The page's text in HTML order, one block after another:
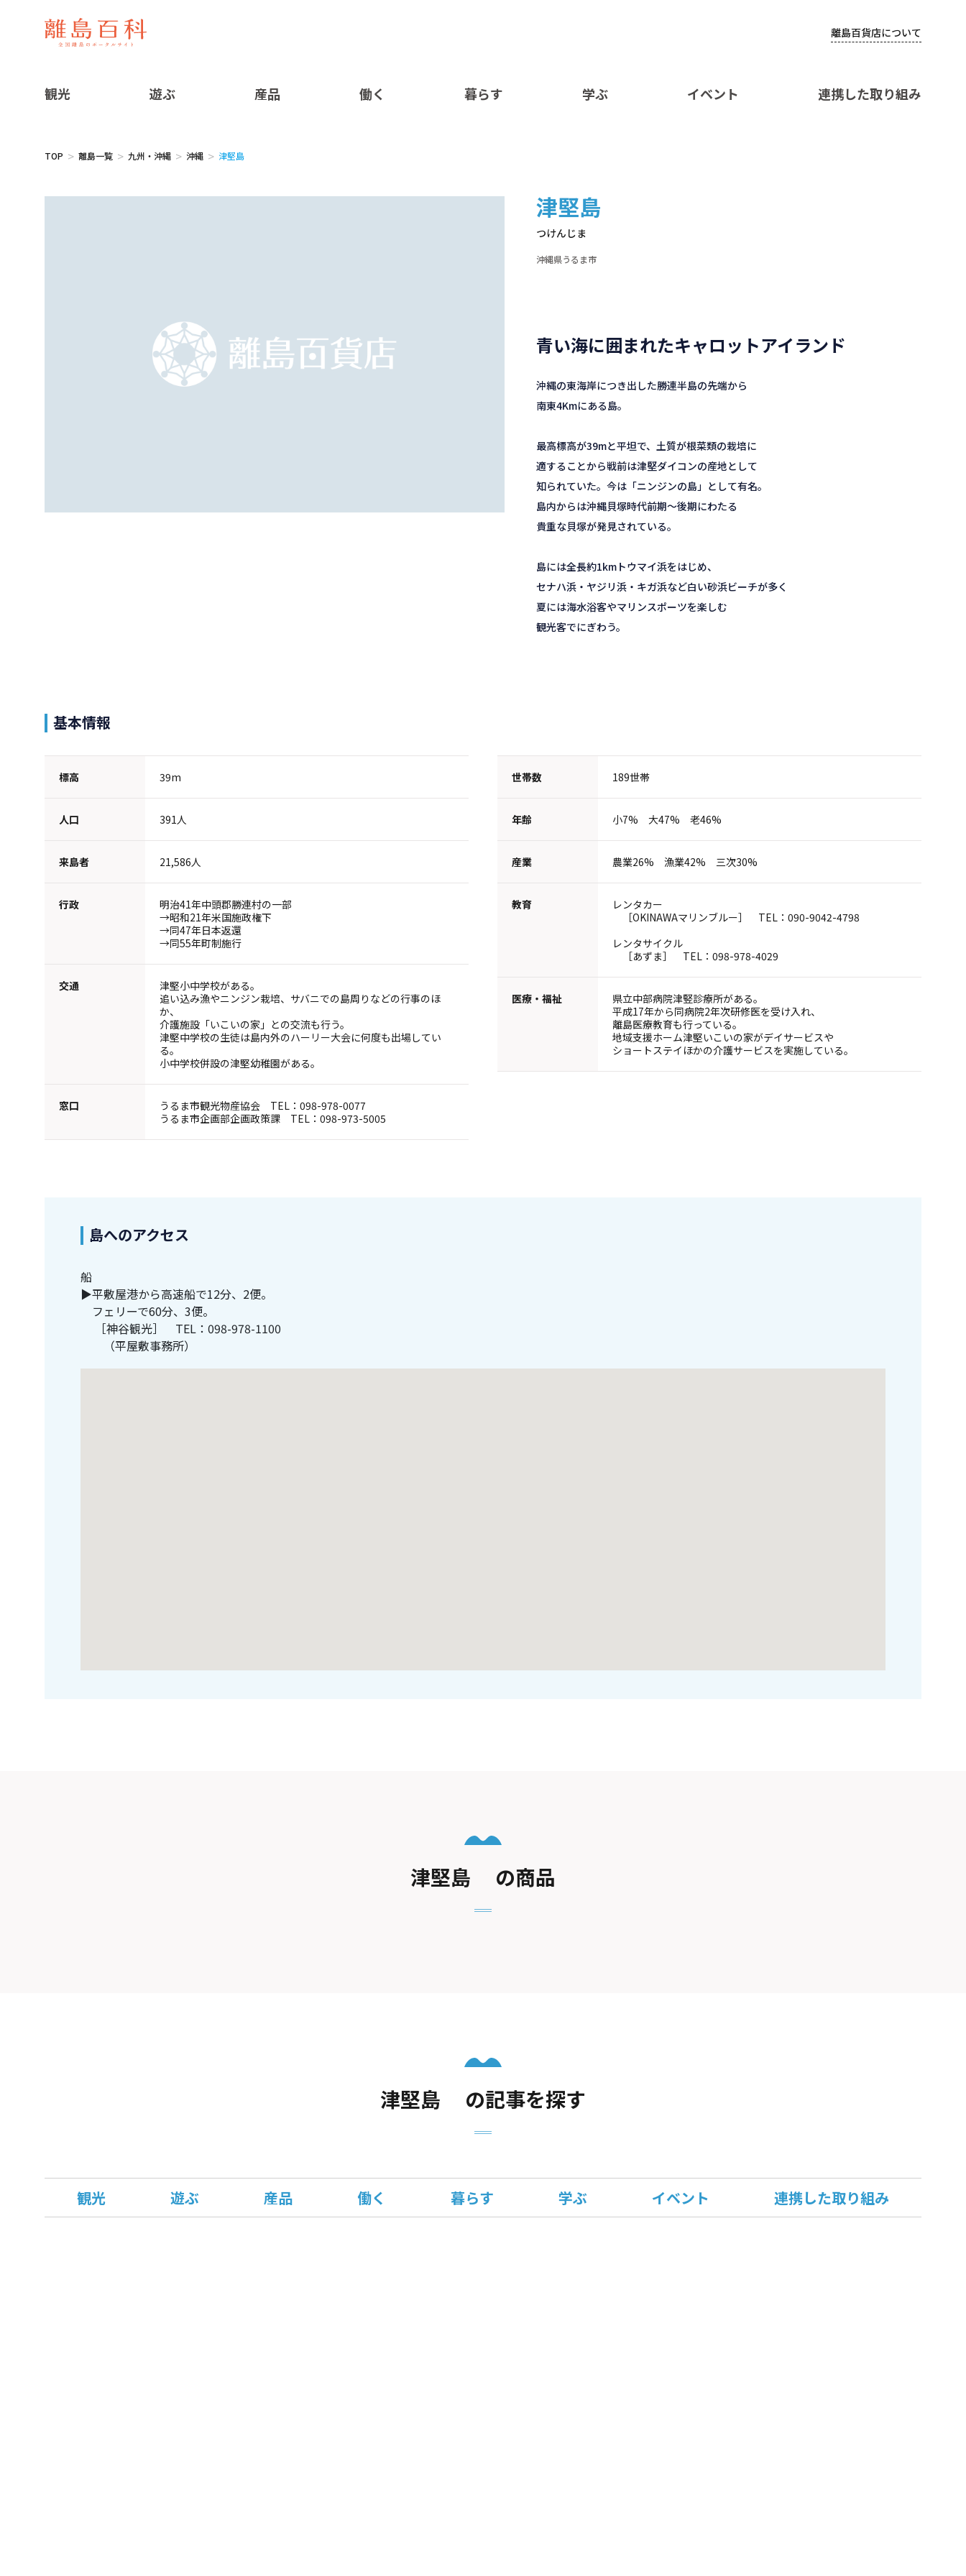
離島百貨店について
観光 遊ぶ 産品 働く 暮らす 学ぶ イベント 連携した取り組み
TOP 離島一覧 九州・沖縄 沖縄 津堅島
津堅島
つけんじま
沖縄県うるま市
青い海に囲まれたキャロットアイランド
沖縄の東海岸につき出した勝連半島の先端から
南東4Kmにある島。
最高標高が39mと平坦で、土質が根菜類の栽培に
適することから戦前は津堅ダイコンの産地として
知られていた。今は「ニンジンの島」として有名。
島内からは沖縄貝塚時代前期～後期にわたる
貴重な貝塚が発見されている。
島には全長約1kmトウマイ浜をはじめ、
セナハ浜・ヤジリ浜・キガ浜など白い砂浜ビーチが多く
夏には海水浴客やマリンスポーツを楽しむ
観光客でにぎわう。
基本情報
標高 39m
人口 391人
来島者 21,586人
行政
明治41年中頭郡勝連村の一部
→昭和21年米国施政権下
→同47年日本返還
→同55年町制施行
交通
津堅小中学校がある。
追い込み漁やニンジン栽培、サバニでの島周りなどの行事のほ
か、
介護施設「いこいの家」との交流も行う。
津堅中学校の生徒は島内外のハーリー大会に何度も出場してい
る。
小中学校併設の津堅幼稚園がある。
窓口
うるま市観光物産協会 TEL：098-978-0077
うるま市企画部企画政策課 TEL：098-973-5005
世帯数 189世帯
年齢 小7% 大47% 老46%
産業 農業26% 漁業42% 三次30%
教育
レンタカー
［OKINAWAマリンブルー］ TEL：090-9042-4798
レンタサイクル
［あずま］ TEL：098-978-4029
医療・福祉
県立中部病院津竪診療所がある。
平成17年から同病院2年次研修医を受け入れ、
離島医療教育も行っている。
地域支援ホーム津堅いこいの家がデイサービスや
ショートステイほかの介護サービスを実施している。
島へのアクセス
船
▶平敷屋港から高速船で12分、2便。
フェリーで60分、3便。
［神谷観光］ TEL：098-978-1100
（平屋敷事務所）
津堅島 の商品
津堅島 の記事を探す
観光 遊ぶ 産品 働く 暮らす 学ぶ イベント 連携した取り組み